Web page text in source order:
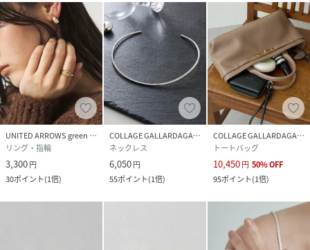
UNITED ARROWS green label relaxing
リング・指輪
3,300円
30ポイント(1倍)
COLLAGE GALLARDAGALANTE
ネックレス
6,050円
55ポイント(1倍)
COLLAGE GALLARDAGALANTE
トートバッグ
10,450円 50%OFF
95ポイント(1倍)